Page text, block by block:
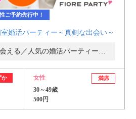
ご予約先行中！
室婚活パーティー～真剣な出会い～
＼公務員男性と出会える／人気の婚活パーティー・街コン
か 女性 満席
30～49歳
500円